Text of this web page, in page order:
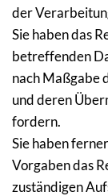
der
Sie haben das
betreffenden
nach Maßgabe
und deren
fordern.
Sie haben
Vorgaben das
zuständigen